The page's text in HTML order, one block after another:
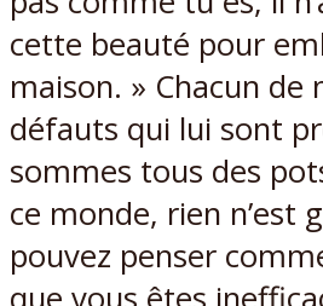
cette beauté pour
maison. » Chacun de
défauts qui lui sont
sommes tous des
ce monde, rien n’est
pouvez penser